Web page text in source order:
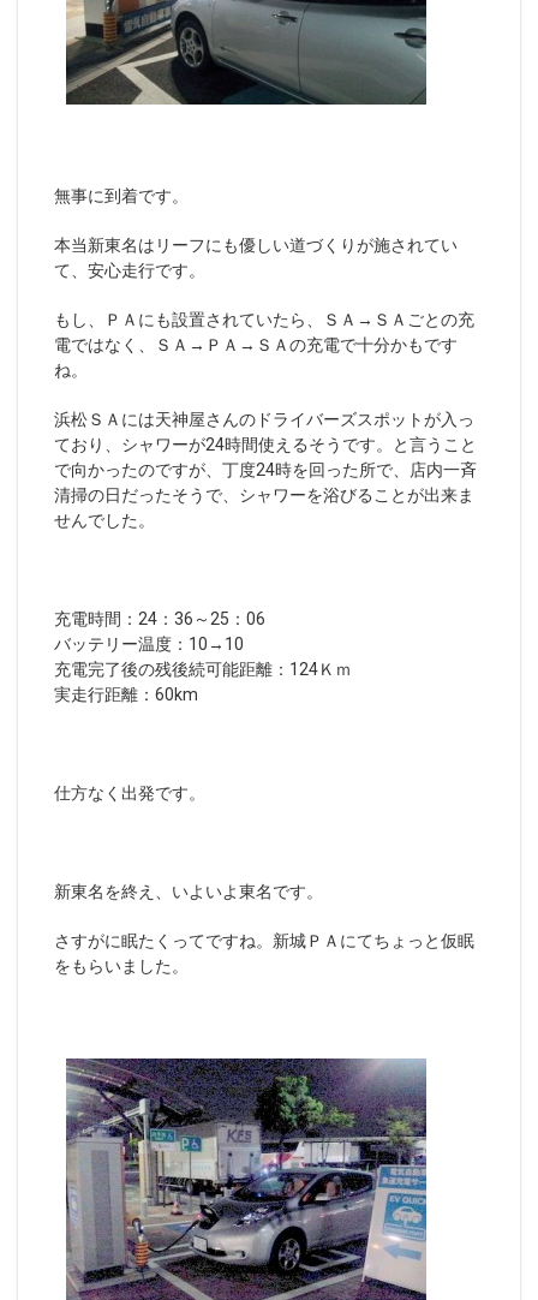
無事に到着です。
本当新東名はリーフにも優しい道づくりが施されてい
て、安心走行です。
もし、ＰＡにも設置されていたら、ＳＡ→ＳＡごとの充
電ではなく、ＳＡ→ＰＡ→ＳＡの充電で十分かもです
ね。
浜松ＳＡには天神屋さんのドライバーズスポットが入っ
ており、シャワーが24時間使えるそうです。と言うこと
で向かったのですが、丁度24時を回った所で、店内一斉
清掃の日だったそうで、シャワーを浴びることが出来ま
せんでした。
充電時間：24：36～25：06
バッテリー温度：10→10
充電完了後の残後続可能距離：124Ｋｍ
実走行距離：60km
仕方なく出発です。
新東名を終え、いよいよ東名です。
さすがに眠たくってですね。新城ＰＡにてちょっと仮眠
をもらいました。